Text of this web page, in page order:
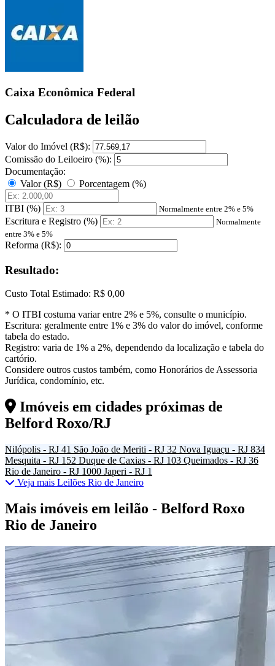
Caixa Econômica Federal
Calculadora de leilão
Valor do Imóvel (R$):
Comissão do Leiloeiro (%):
Documentação:
Valor (R$)
Porcentagem (%)
ITBI (%) Normalmente entre 2% e 5%
Escritura e Registro (%)
Normalmente
entre 3% e 5%
Reforma (R$):
Resultado:
Custo Total Estimado: R$ 0,00
* O ITBI costuma variar entre 2% e 5%, consulte o município.
Escritura: geralmente entre 1% e 3% do valor do imóvel, conforme
tabela do estado.
Registro: varia de 1% a 2%, dependendo da localização e tabela do
cartório.
Considere outros custos também, como Honorários de Assessoria
Jurídica, condomínio, etc.
Imóveis em cidades próximas de
Belford Roxo/RJ
Nilópolis - RJ 41 São João de Meriti - RJ 32 Nova Iguaçu - RJ 834
Mesquita - RJ 152 Duque de Caxias - RJ 103 Queimados - RJ 36
Rio de Janeiro - RJ 1000 Japeri - RJ 1
Veja mais Leilões Rio de Janeiro
Mais imóveis em leilão - Belford Roxo
Rio de Janeiro